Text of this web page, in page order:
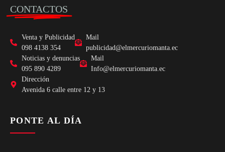
CONTACTOS
Venta y Publicidad
098 4138 354
Mail
publicidad@elmercuriomanta.ec
Noticias y denuncias
095 890 4289
Mail
Info@elmercuriomanta.ec
Dirección
Avenida 6 calle entre 12 y 13
PONTE AL DÍA